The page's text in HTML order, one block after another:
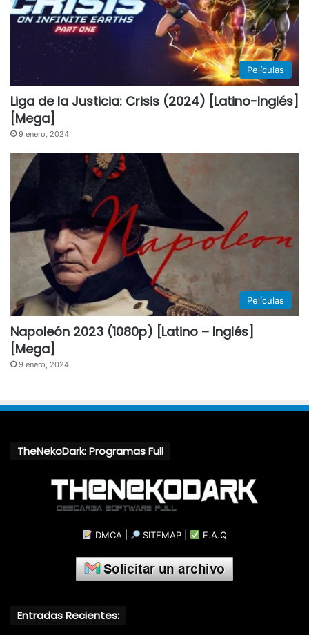
Películas
Liga de la Justicia: Crisis (2024) [Latino-Inglés]
[Mega]
9 enero, 2024
Películas
Napoleón 2023 (1080p) [Latino – Inglés]
[Mega]
9 enero, 2024
TheNekoDark: Programas Full
DMCA SITEMAP F.A.Q
Entradas Recientes: